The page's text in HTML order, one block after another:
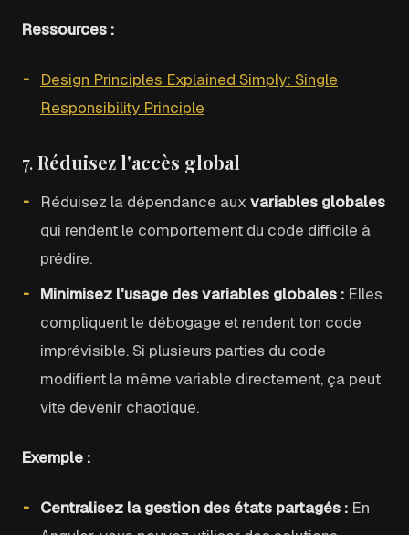
Ressources :
Design Principles Explained Simply: Single
Responsibility Principle
7.Réduisez l'accès global
Réduisez la dépendance aux variables globales
qui rendent le comportement du code difficile à
prédire.
Minimisez l'usage des variables globales : Elles
compliquent le débogage et rendent ton code
imprévisible. Si plusieurs parties du code
modifient la même variable directement, ça peut
vite devenir chaotique.
Exemple :
Centralisez la gestion des états partagés : En